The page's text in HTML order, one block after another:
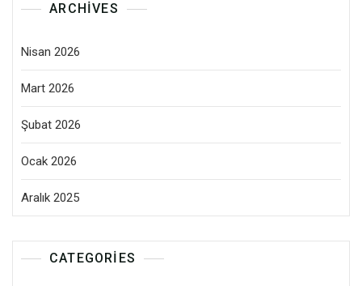
ARCHIVES
Nisan 2026
Mart 2026
Şubat 2026
Ocak 2026
Aralık 2025
CATEGORIES